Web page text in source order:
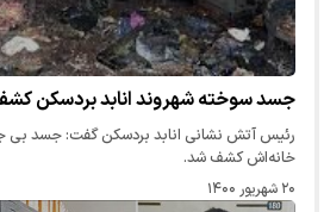
جسد سوخته شهروند انابد بردسکن
رئیس آتش نشانی انابد بردسکن گفت: جسد بی
خانه‌اش کشف شد.
۲۰ شهریور ۱۴۰۰